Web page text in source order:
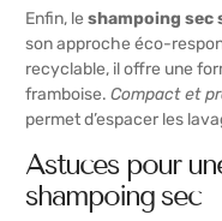
Enfin, le shampoing sec
son approche éco-
recyclable, il offre une
framboise. Compact et
permet d’espacer les
Astuces pour
shampoing sec